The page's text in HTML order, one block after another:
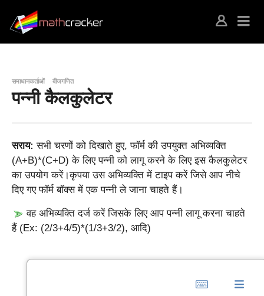
समाधानकर्ताओं बीजगणित
पन्नी कैलकुलेटर
सराय:सभी चरणों को दिखाते हुए, फॉर्म की उपयुक्त अभिव्यक्ति
(A+B)*(C+D) के लिए पन्नी को लागू करने के लिए इस कैलकुलेटर
का उपयोग करें।कृपया उस अभिव्यक्ति में टाइप करें जिसे आप नीचे
दिए गए फॉर्म बॉक्स में एक पन्नी ले जाना चाहते हैं।
वह अभिव्यक्ति दर्ज करें जिसके लिए आप पन्नी लागू करना चाहते
हैं (Ex: (2/3+4/5)*(1/3+3/2), आदि)